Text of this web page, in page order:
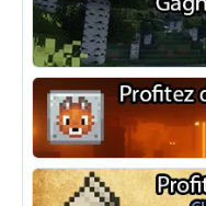
Optifine
NeoForge